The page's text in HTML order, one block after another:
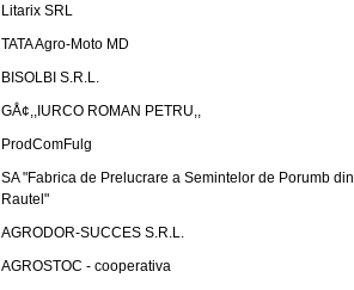
Litarix SRL
TATA Agro-Moto MD
BISOLBI S.R.L.
GÅ¢,,IURCO ROMAN PETRU,,
ProdComFulg
SA "Fabrica de Prelucrare a Semintelor de Porumb din
Rautel"
AGRODOR-SUCCES S.R.L.
AGROSTOC - cooperativa